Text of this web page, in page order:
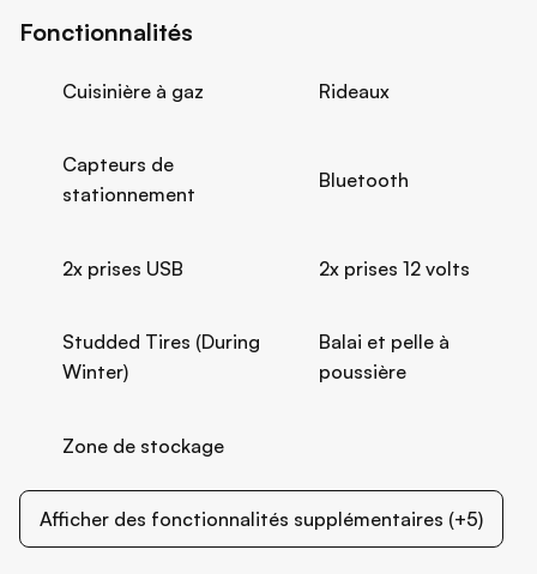
Fonctionnalités
Cuisinière à gaz Rideaux
Capteurs de
stationnement
Bluetooth
2x prises USB 2x prises 12 volts
Studded Tires (During
Winter)
Balai et pelle à
poussière
Zone de stockage
Afficher des fonctionnalités supplémentaires (+5)